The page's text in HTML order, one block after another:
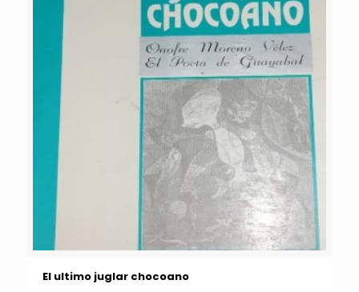
El ultimo juglar chocoano